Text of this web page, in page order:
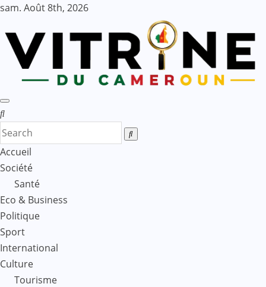
Skip
content
sam. Août 8th, 2026
Accueil
Société
Santé
Eco & Business
Politique
Sport
International
Culture
Tourisme